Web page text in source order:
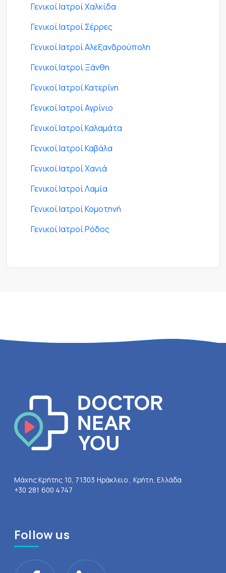
Γενικοί Ιατροί Χαλκίδα
Γενικοί Ιατροί Σέρρες
Γενικοί Ιατροί Αλεξανδρούπολη
Γενικοί Ιατροί Ξάνθη
Γενικοί Ιατροί Κατερίνη
Γενικοί Ιατροί Αγρίνιο
Γενικοί Ιατροί Καλαμάτα
Γενικοί Ιατροί Καβάλα
Γενικοί Ιατροί Χανιά
Γενικοί Ιατροί Λαμία
Γενικοί Ιατροί Κομοτηνή
Γενικοί Ιατροί Ρόδος
Μάχης Κρήτης 10, 71303 Ηράκλειο , Κρήτη, Ελλάδα
+30 281 600 4747
Follow us